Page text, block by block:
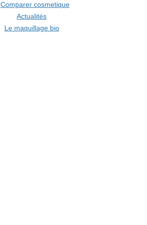
Comparer cosmetique
Actualités
Le maquillage bio